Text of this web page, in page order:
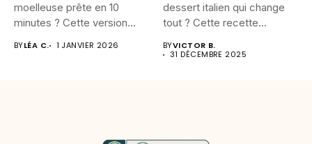
moelleuse prête en 10
minutes ? Cette version...
BYLÉA C. 1 JANVIER 2026
dessert italien qui change
tout ? Cette recette...
BYVICTOR B.
31 DÉCEMBRE 2025